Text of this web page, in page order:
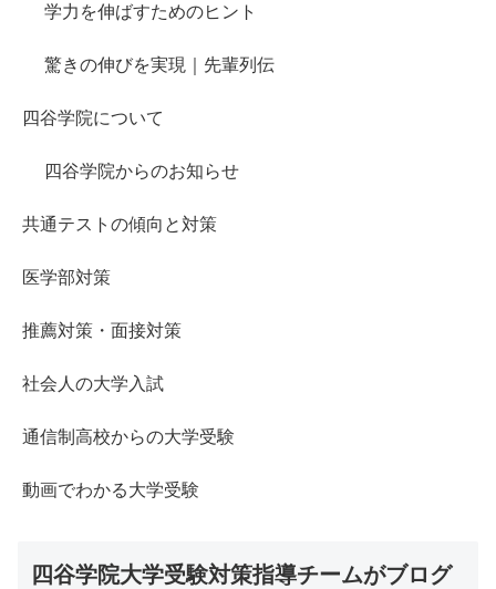
学力を伸ばすためのヒント
驚きの伸びを実現｜先輩列伝
四谷学院について
四谷学院からのお知らせ
共通テストの傾向と対策
医学部対策
推薦対策・面接対策
社会人の大学入試
通信制高校からの大学受験
動画でわかる大学受験
四谷学院大学受験対策指導チームがブログ